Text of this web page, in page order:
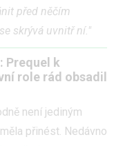
před něčím
skrývá uvnitř ní."
Prequel k
role rád obsadil
není jediným
přinést. Nedávno